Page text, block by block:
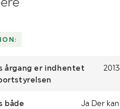
årgang er indhentet
2013
både
Ja Der kan